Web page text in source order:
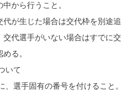
から行うこと。
代が生じた場合は交代枠を別途追
交代選手がいない場合はすでに交
る。
いて
選手固有の番号を付けること。